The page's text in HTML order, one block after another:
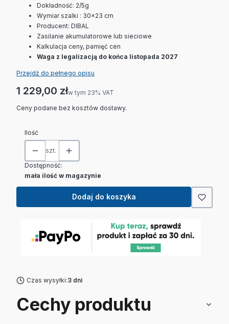
Dokładność: 2/5g
Wymiar szalki : 30x23 cm
Producent: DIBAL
Zasilanie akumulatorowe lub sieciowe
Kalkulacja ceny, pamięć cen
Waga z legalizacją do końca listopada 2027
Przejdź do pełnego opisu
Cena
1 229,00 złw tym 23% VAT
w tym 23% VAT
Ceny podane bez kosztów dostawy.
Ilość
szt.
Dostępność:
mała ilość w magazynie
Dodaj do koszyka
Czas wysyłki:3 dni
Cechy produktu